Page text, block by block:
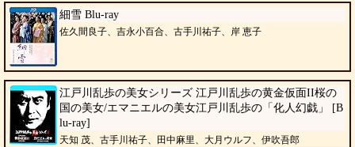
細雪 Blu-ray
佐久間良子、吉永小百合、古手川祐子、岸 恵子
江戸川乱歩の美女シリーズ 江戸川乱歩の黄金仮面II桜の
国の美女/エマニエルの美女江戸川乱歩の「化人幻戯」 [B
lu-ray]
天知 茂、古手川祐子、田中麻里、大月ウルフ、伊吹吾郎